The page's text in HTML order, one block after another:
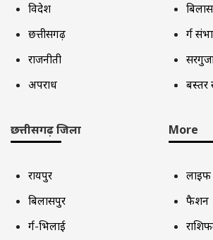
विदेश
छत्तीसगढ़
राजनीती
अपराध
दुर्ग
बस्तर
छत्तीसगढ़ जिला
रायपुर
बिलासपुर
दुर्ग-भिलाई
More
लाइफ
फैशन